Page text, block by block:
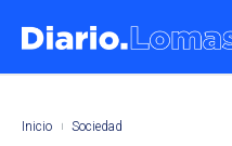
Inicio Sociedad